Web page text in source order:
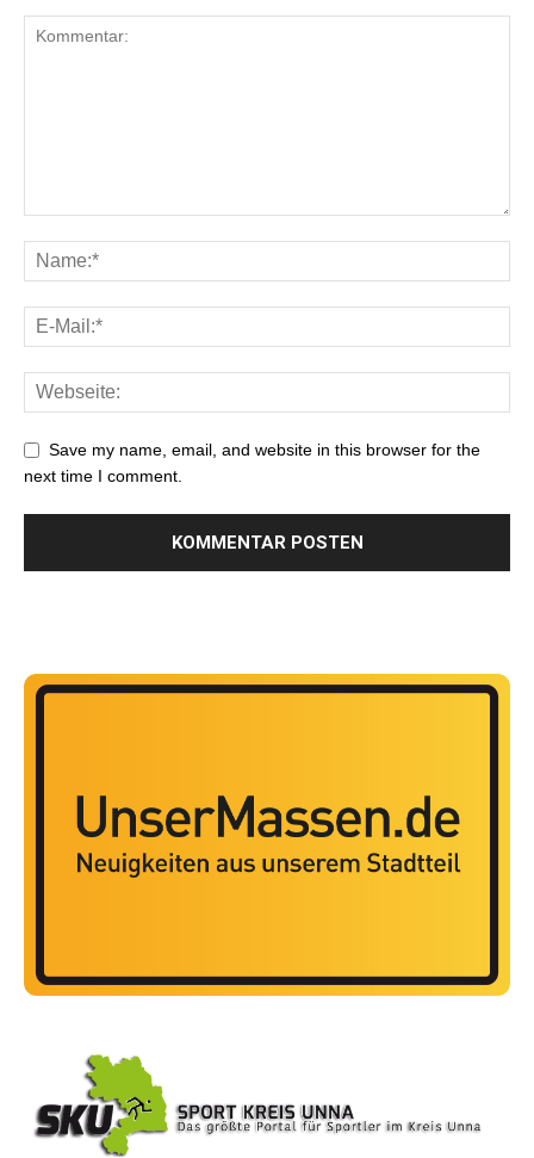
Save my name, email, and website in this browser for the
next time I comment.